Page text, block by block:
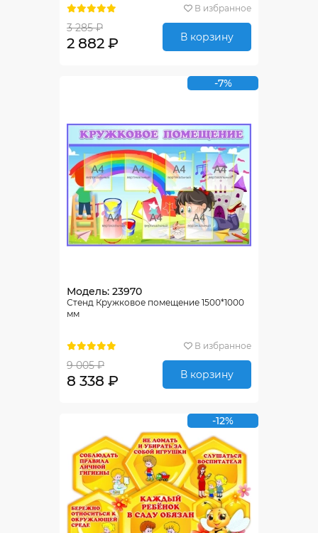
В избранное
3 285 ₽
2 882 ₽ В корзину
-7%
Модель: 23970
Стенд Кружковое помещение 1500*1000
мм
В избранное
9 005 ₽
8 338 ₽ В корзину
-12%